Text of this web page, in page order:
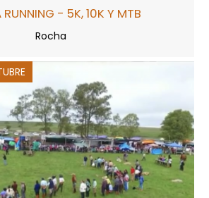
RUNNING - 5K, 10K Y MTB
Rocha